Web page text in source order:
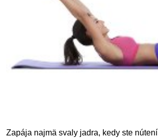
Zapája najmä svaly jadra, kedy ste nútení